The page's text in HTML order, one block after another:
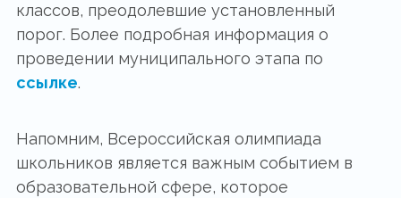
классов, преодолевшие установленный
порог. Более подробная информация о
проведении муниципального этапа по
ссылке.
Напомним, Всероссийская олимпиада
школьников является важным событием в
образовательной сфере, которое